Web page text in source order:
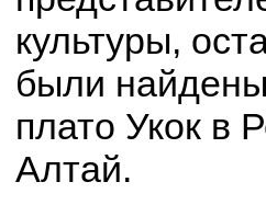
культуры,
были
плато Укок в
Алтай.